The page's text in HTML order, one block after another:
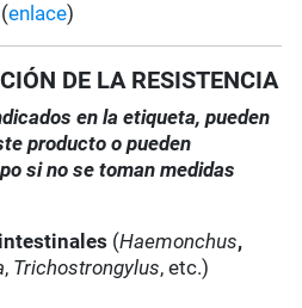
(enlace)
DE LA RESISTENCIA
en la etiqueta, pueden
producto o pueden
si no se toman medidas
(Haemonchus,
, Trichostrongylus, etc.)